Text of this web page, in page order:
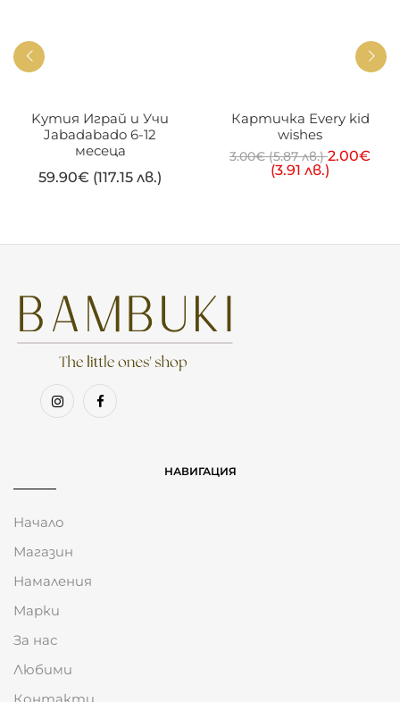
Kутия Играй и Учи
Jabadabado 6-12
месеца
59.90€ (117.15 лв.)
Картичка Every kid
wishes
3.00€(5.87 лв.)2.00€
(3.91 лв.)
НАВИГАЦИЯ
Начало
Магазин
Намаления
Марки
За нас
Любими